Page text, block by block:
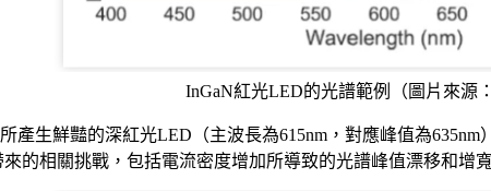
InGaN紅光LED的光譜範例（圖片來源：
產生鮮豔的深紅光LED（主波長為615nm，對應峰值為
的相關挑戰，包括電流密度增加所導致的光譜峰值漂移和增